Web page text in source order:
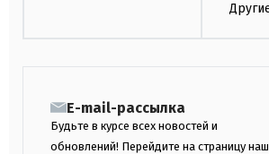
E-mail-рассылка
Будьте в курсе всех новостей и
обновлений! Перейдите на страницу